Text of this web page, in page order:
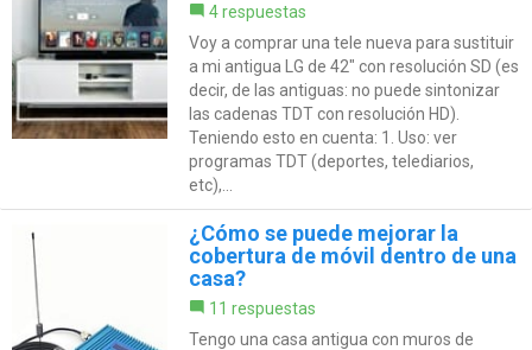
4 respuestas
Voy a comprar una tele nueva para sustituir
a mi antigua LG de 42" con resolución SD (es
decir, de las antiguas: no puede sintonizar
las cadenas TDT con resolución HD).
Teniendo esto en cuenta: 1. Uso: ver
programas TDT (deportes, telediarios,
etc),...
¿Cómo se puede mejorar la
cobertura de móvil dentro de una
casa?
11 respuestas
Tengo una casa antigua con muros de